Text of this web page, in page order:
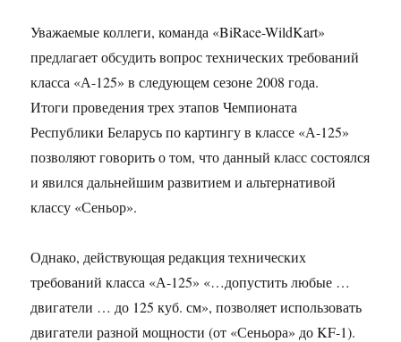
Уважаемые коллеги, команда «BiRace-WildKart»
предлагает обсудить вопрос технических требований
класса «А-125» в следующем сезоне 2008 года.
Итоги проведения трех этапов Чемпионата
Республики Беларусь по картингу в классе «А-125»
позволяют говорить о том, что данный класс состоялся
и явился дальнейшим развитием и альтернативой
классу «Сеньор».
Однако, действующая редакция технических
требований класса «А-125» «…допустить любые …
двигатели … до 125 куб. см», позволяет использовать
двигатели разной мощности (от «Сеньора» до KF-1).